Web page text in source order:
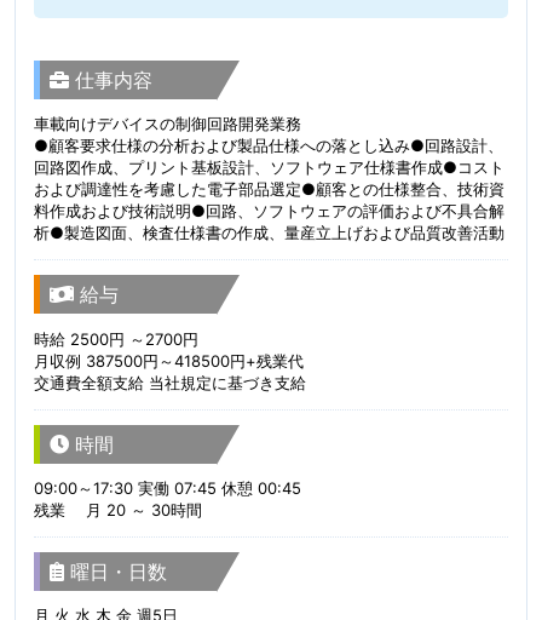
仕事内容
車載向けデバイスの制御回路開発業務
●顧客要求仕様の分析および製品仕様への落とし込み●回路設計、
回路図作成、プリント基板設計、ソフトウェア仕様書作成●コスト
および調達性を考慮した電子部品選定●顧客との仕様整合、技術資
料作成および技術説明●回路、ソフトウェアの評価および不具合解
析●製造図面、検査仕様書の作成、量産立上げおよび品質改善活動
給与
時給 2500円 ～2700円
月収例 387500円～418500円+残業代
交通費全額支給 当社規定に基づき支給
時間
09:00～17:30 実働 07:45 休憩 00:45
残業 月 20 ～ 30時間
曜日・日数
月 火 水 木 金 週5日